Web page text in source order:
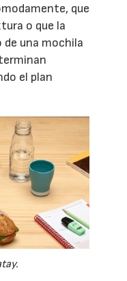
que
o que la
una mochila
el plan